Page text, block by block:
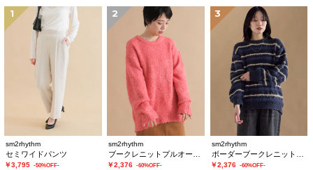
1
sm2rhythm
セミワイドパンツ
￥3,795 -50%OFF-
2
sm2rhythm
￥2,376 -60%OFF-
3
sm2rhythm
￥2,376 -60%OFF-